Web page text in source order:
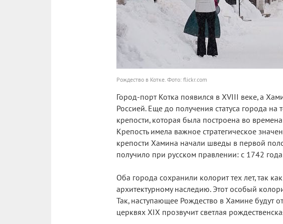
Рождество в Котке. Фото: flickr.com
Город-порт Котка появился в XVIII веке, а
Россией. Еще до получения статуса города
крепости, которая была построена во
Крепость имела важное стратегическое
крепости Хамина начали шведы в первой
получило при русском правлении: с 1742
Оба города сохранили колорит тех лет, так
архитектурному наследию. Этот особый
Так, наступающее Рождество в Хамине будут
церквях XIX прозвучит светлая